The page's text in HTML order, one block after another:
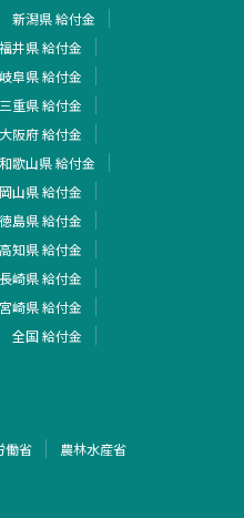
新潟県 給付金
福井県 給付金
岐阜県 給付金
三重県 給付金
大阪府 給付金
和歌山県 給付金
岡山県 給付金
徳島県 給付金
高知県 給付金
長崎県 給付金
宮崎県 給付金
全国 給付金
働省 農林水産省